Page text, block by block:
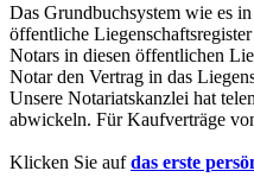
Das Grundbuchsystem wie es
öffentliche
Notars in diesen öffentlichen
Notar den Vertrag in das
Unsere Notariatskanzlei hat
abwickeln. Für Kaufverträge
Klicken Sie aufdas erste